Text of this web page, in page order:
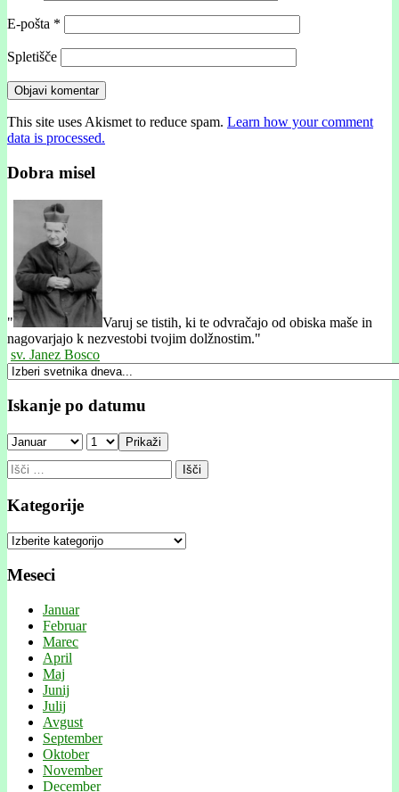
E-pošta *
Spletišče
This site uses Akismet to reduce spam. Learn how your comment
data is processed.
Dobra misel
"
Varuj se tistih, ki te odvračajo od obiska maše in
nagovarjajo k nezvestobi tvojim dolžnostim."
sv. Janez Bosco
Iskanje po datumu
Prikaži
Išči:
Kategorije
Kategorije
Meseci
Januar
Februar
Marec
April
Maj
Junij
Julij
Avgust
September
Oktober
November
December